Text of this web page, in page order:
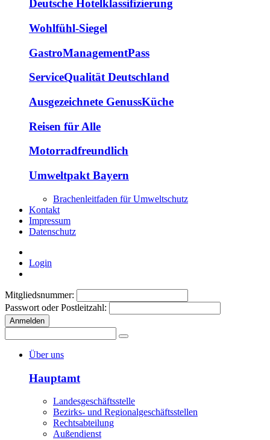
Deutsche Hotelklassifizierung
Wohlfühl-Siegel
GastroManagementPass
ServiceQualität Deutschland
Ausgezeichnete GenussKüche
Reisen für Alle
Motorradfreundlich
Umweltpakt Bayern
Brachenleitfaden für Umweltschutz
Kontakt
Impressum
Datenschutz
Login
Mitgliedsnummer:
Passwort oder Postleitzahl:
Anmelden
Über uns
Hauptamt
Landesgeschäftsstelle
Bezirks- und Regionalgeschäftsstellen
Rechtsabteilung
Außendienst